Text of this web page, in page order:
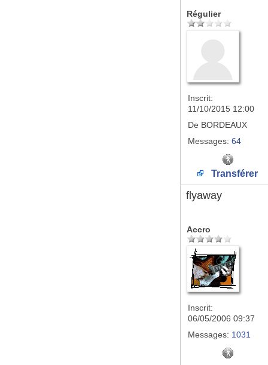
Régulier
Inscrit:
11/10/2015 12:00
De BORDEAUX
Messages: 64
Transférer
flyaway
Accro
Inscrit:
06/05/2006 09:37
Messages: 1031